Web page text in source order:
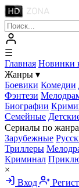
☰
Главная Новинки
Жанры ▾
Боевики Комедии
Фэнтези
Биографии
Семейные
Сериалы по
Зарубежные
Триллеры
Криминал
×
Вход